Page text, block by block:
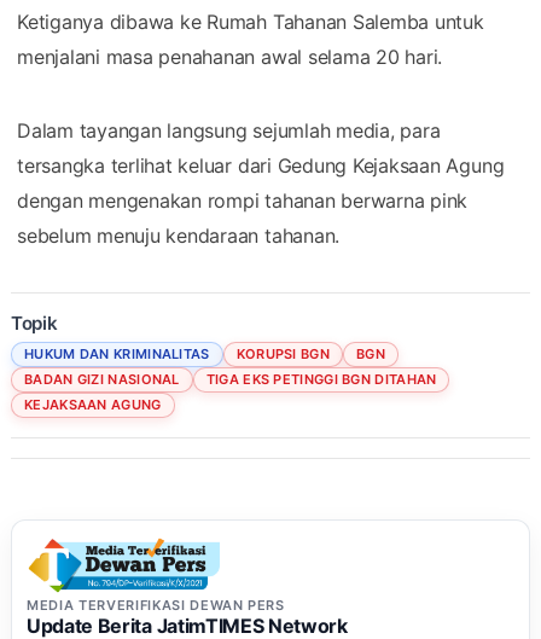
Ketiganya dibawa ke Rumah Tahanan Salemba untuk
menjalani masa penahanan awal selama 20 hari.
Dalam tayangan langsung sejumlah media, para
tersangka terlihat keluar dari Gedung Kejaksaan Agung
dengan mengenakan rompi tahanan berwarna pink
sebelum menuju kendaraan tahanan.
Topik
HUKUM DAN KRIMINALITAS KORUPSI BGN
BGN
BADAN GIZI NASIONAL
TIGA EKS PETINGGI BGN DITAHAN
KEJAKSAAN AGUNG
MEDIA TERVERIFIKASI DEWAN PERS
Update Berita JatimTIMES Network